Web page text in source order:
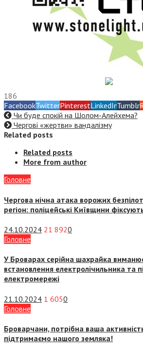
186
FacebookTwitterPinterestLinkedInTumblr
Чи буде спокій на Шолом-Алейхема?
Чергові «жертви» вандалізму
Related posts
Related posts
More from author
Головне
Чергова нічна атака ворожих
регіон: поліцейські Київщини
24.10.2024 21 8920
Головне
У Броварах серійна шахрайка
встановлення електролічильника та
електромережі
21.10.2024 1 6050
Головне
Броварчани, потрібна ваша
підтримаємо нашого земляка!